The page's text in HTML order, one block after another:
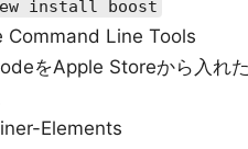
install boost
Command Line Tools
をApple Storeから入れ
Elements